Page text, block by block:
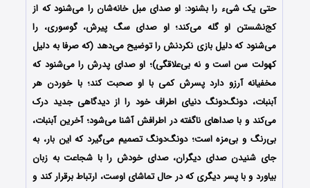
حتی یک شیء را بشنود: او صدای مبل خانه‌شان را می‌شنود که از
کج‌نشستن او گله می‌کند؛ او صدای سگ پیرش، گوسوری، را
می‌شنود که دلیل بازی نکردنش را توضیح می‌دهد (که صرفا به دلیل
کهولت سن است و نه بی‌علاقگی)؛ او صدای پدرش را می‌شنود که
مخفیانه آرزو دارد پسرش کمی با او صحبت کند؛ با خوردن هر
آبنبات، دونگ‌دونگ دنیای اطراف خود را از دیدگاهی جدید درک
می‌کند و با صداهای ناگفته در اطرافش آشنا می‌شود؛ آخرین آبنبات،
بی‌رنگ و بی‌مزه است؛ دونگ‌دونگ تصمیم می‌گیرد که این بار، به
جای شنیدن صدای دیگران، صدای خودش را با شجاعت به زبان
بیاورد و با پسر دیگری که در حال تماشای اوست، ارتباط برقرار کند و